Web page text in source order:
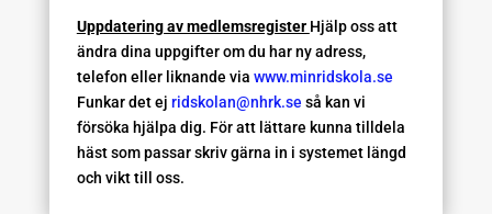
Uppdatering av medlemsregister Hjälp oss att
ändra dina uppgifter om du har ny adress,
telefon eller liknande via www.minridskola.se
Funkar det ej ridskolan@nhrk.se så kan vi
försöka hjälpa dig. För att lättare kunna tilldela
häst som passar skriv gärna in i systemet längd
och vikt till oss.